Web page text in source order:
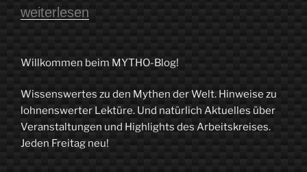
„Symbolon
Europas
auf
Reisen:
Eine
weiterlesen
Willkommen beim MYTHO-Blog!
Wissenswertes zu den Mythen der Welt. Hinweise zu
lohnenswerter Lektüre. Und natürlich Aktuelles über
Veranstaltungen und Highlights des Arbeitskreises.
Jeden Freitag neu!